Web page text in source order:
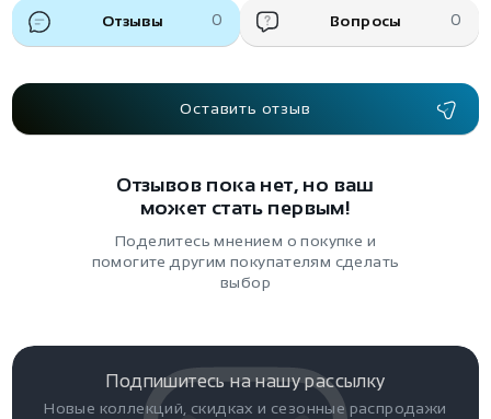
Отзывы 0 Вопросы 0
Оставить отзыв
Отзывов пока нет, но ваш
может стать первым!
Поделитесь мнением о покупке и
помогите другим покупателям сделать
выбор
Подпишитесь на нашу рассылку
Новые коллекций, скидках и сезонные распродажи